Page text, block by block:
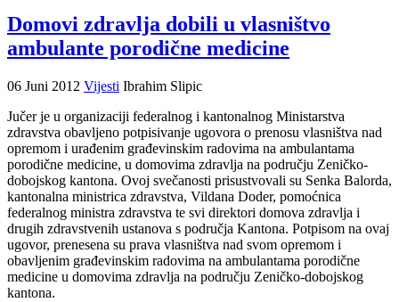
Domovi zdravlja dobili u vlasništvo
ambulante porodične medicine
06 Juni 2012 Vijesti Ibrahim Slipic
Jučer je u organizaciji federalnog i kantonalnog Ministarstva
zdravstva obavljeno potpisivanje ugovora o prenosu vlasništva nad
opremom i urađenim građevinskim radovima na ambulantama
porodične medicine, u domovima zdravlja na području Zeničko-
dobojskog kantona. Ovoj svečanosti prisustvovali su Senka Balorda,
kantonalna ministrica zdravstva, Vildana Doder, pomoćnica
federalnog ministra zdravstva te svi direktori domova zdravlja i
drugih zdravstvenih ustanova s područja Kantona. Potpisom na ovaj
ugovor, prenesena su prava vlasništva nad svom opremom i
obavljenim građevinskim radovima na ambulantama porodične
medicine u domovima zdravlja na području Zeničko-dobojskog
kantona.